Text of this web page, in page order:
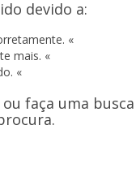
devido a:
«
mais. «
«
faça uma busca